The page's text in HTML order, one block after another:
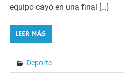
equipo cayó en una final […]
LEER MÁS
Deporte